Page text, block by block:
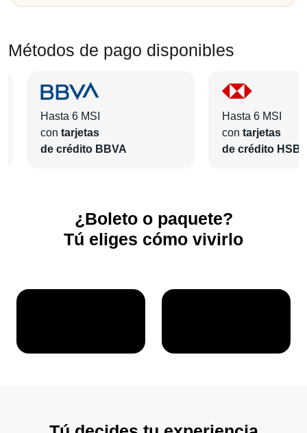
Métodos de pago disponibles
Hasta 6 MSI
con tarjetas
de crédito BBVA
Hasta 6 MSI
con tarjetas
de crédito
¿Boleto o paquete?
Tú eliges cómo vivirlo